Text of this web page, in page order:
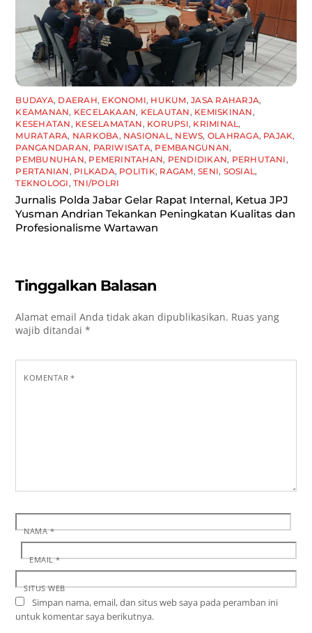
BUDAYA, DAERAH, EKONOMI, HUKUM,JASA RAHARJA,
KEAMANAN, KECELAKAAN, KELAUTAN, KEMISKINAN,
KESEHATAN, KESELAMATAN, KORUPSI, KRIMINAL,
MURATARA, NARKOBA, NASIONAL, NEWS, OLAHRAGA, PAJAK,
PANGANDARAN, PARIWISATA, PEMBANGUNAN,
PEMBUNUHAN, PEMERINTAHAN, PENDIDIKAN, PERHUTANI,
PERTANIAN, PILKADA, POLITIK, RAGAM,SENI, SOSIAL,
TEKNOLOGI,TNI/POLRI
Jurnalis Polda Jabar Gelar Rapat Internal, Ketua JPJ
Yusman Andrian Tekankan Peningkatan Kualitas dan
Profesionalisme Wartawan
Tinggalkan Balasan
Alamat email Anda tidak akan dipublikasikan. Ruas yang
wajib ditandai*
KOMENTAR*
NAMA*
EMAIL*
SITUS WEB
Simpan nama, email, dan situs web saya pada peramban ini
untuk komentar saya berikutnya.